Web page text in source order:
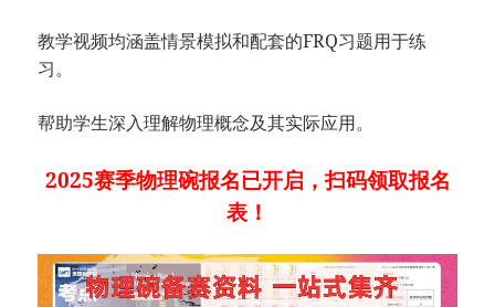
教学视频均涵盖情景模拟和配套的FRQ习题用于练
习。
帮助学生深入理解物理概念及其实际应用。
2025赛季物理碗报名已开启，扫码领取报名
表！